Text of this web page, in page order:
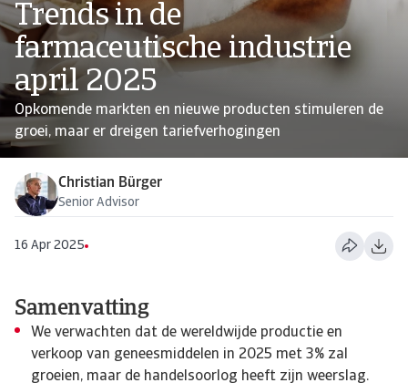
Trends in de
farmaceutische industrie
april 2025
Opkomende markten en nieuwe producten stimuleren de
groei, maar er dreigen tariefverhogingen
Christian Bürger
Senior Advisor
16 Apr 2025
Samenvatting
We verwachten dat de wereldwijde productie en
verkoop van geneesmiddelen in 2025 met 3% zal
groeien, maar de handelsoorlog heeft zijn weerslag.